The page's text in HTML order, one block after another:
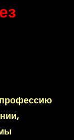
профессию